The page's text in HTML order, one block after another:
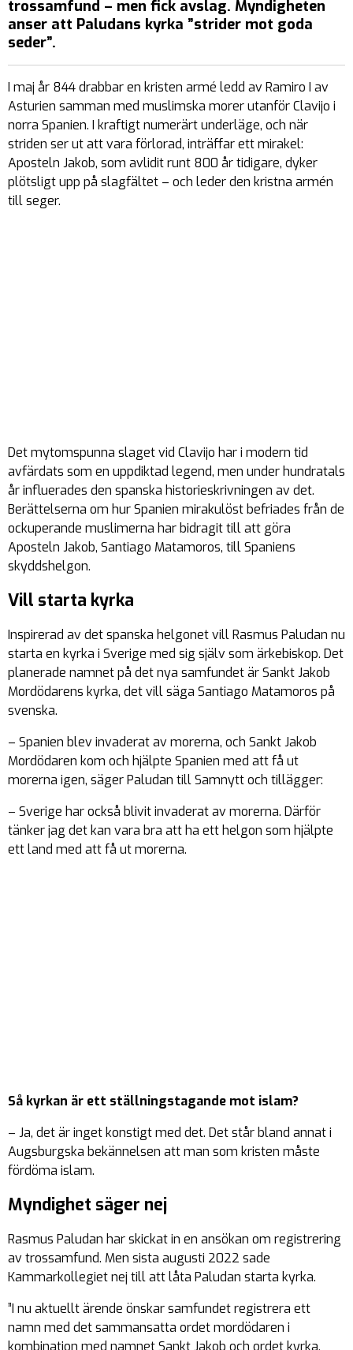
trossamfund – men fick avslag. Myndigheten
anser att Paludans kyrka ”strider mot goda
seder”.
I maj år 844 drabbar en kristen armé ledd av Ramiro I av
Asturien samman med muslimska morer utanför Clavijo i
norra Spanien. I kraftigt numerärt underläge, och när
striden ser ut att vara förlorad, inträffar ett mirakel:
Aposteln Jakob, som avlidit runt 800 år tidigare, dyker
plötsligt upp på slagfältet – och leder den kristna armén
till seger.
Det mytomspunna slaget vid Clavijo har i modern tid
avfärdats som en uppdiktad legend, men under hundratals
år influerades den spanska historieskrivningen av det.
Berättelserna om hur Spanien mirakulöst befriades från de
ockuperande muslimerna har bidragit till att göra
Aposteln Jakob, Santiago Matamoros, till Spaniens
skyddshelgon.
Vill starta kyrka
Inspirerad av det spanska helgonet vill Rasmus Paludan nu
starta en kyrka i Sverige med sig själv som ärkebiskop. Det
planerade namnet på det nya samfundet är Sankt Jakob
Mordödarens kyrka, det vill säga Santiago Matamoros på
svenska.
– Spanien blev invaderat av morerna, och Sankt Jakob
Mordödaren kom och hjälpte Spanien med att få ut
morerna igen, säger Paludan till Samnytt och tillägger:
– Sverige har också blivit invaderat av morerna. Därför
tänker jag det kan vara bra att ha ett helgon som hjälpte
ett land med att få ut morerna.
Så kyrkan är ett ställningstagande mot islam?
– Ja, det är inget konstigt med det. Det står bland annat i
Augsburgska bekännelsen att man som kristen måste
fördöma islam.
Myndighet säger nej
Rasmus Paludan har skickat in en ansökan om registrering
av trossamfund. Men sista augusti 2022 sade
Kammarkollegiet nej till att låta Paludan starta kyrka.
”I nu aktuellt ärende önskar samfundet registrera ett
namn med det sammansatta ordet mordödaren i
kombination med namnet Sankt Jakob och ordet kyrka.